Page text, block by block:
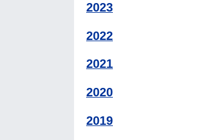
2023
2022
2021
2020
2019